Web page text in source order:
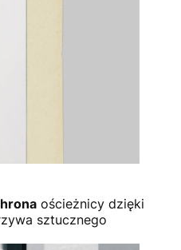
ościeżnicy dzięki
sztucznego